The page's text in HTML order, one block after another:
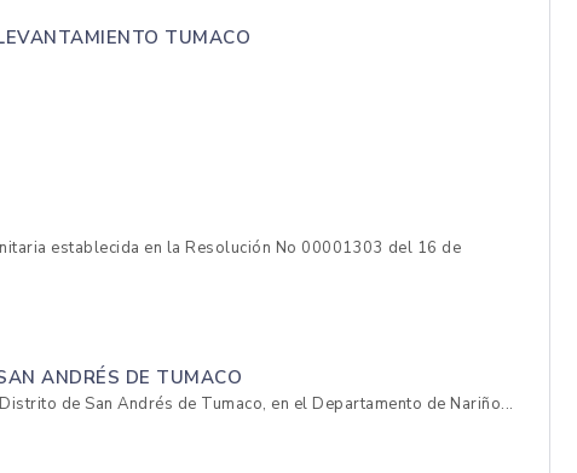
TUMACO
establecida en la Resolución No 00001303 del 16 de
ANDRÉS DE TUMACO
de San Andrés de Tumaco, en el Departamento de Nariño...